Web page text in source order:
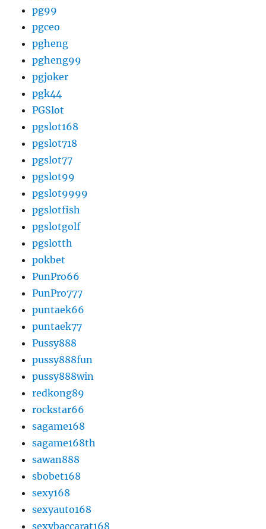
pg99
pgceo
pgheng
pgheng99
pgjoker
pgk44
PGSlot
pgslot168
pgslot718
pgslot77
pgslot99
pgslot9999
pgslotfish
pgslotgolf
pgslotth
pokbet
PunPro66
PunPro777
puntaek66
puntaek77
Pussy888
pussy888fun
pussy888win
redkong89
rockstar66
sagame168
sagame168th
sawan888
sbobet168
sexy168
sexyauto168
sexybaccarat168